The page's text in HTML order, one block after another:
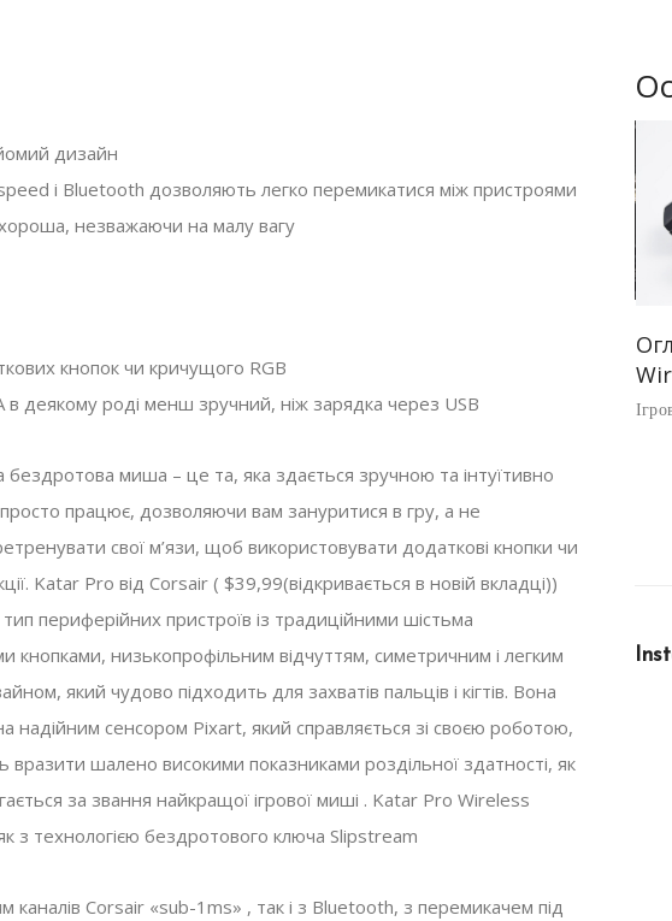
дизайн
і Bluetooth дозволяють легко перемикатися між пристроями
хороша, незважаючи на малу вагу
кнопок чи кричущого RGB
в деякому роді менш зручний, ніж зарядка через USB
бездротова миша – це та, яка здається зручною та інтуїтивно
працює, дозволяючи вам зануритися в гру, а не
свої м’язи, щоб використовувати додаткові кнопки чи
Katar Pro від Corsair ( $39,99(відкривається в новій вкладці))
периферійних пристроїв із традиційними шістьма
кнопками, низькопрофільним відчуттям, симетричним і легким
який чудово підходить для захватів пальців і кігтів. Вона
надійним сенсором Pixart, який справляється зі своєю роботою,
вразити шалено високими показниками роздільної здатності, як
за звання найкращої ігрової миші . Katar Pro Wireless
з технологією бездротового ключа Slipstream
каналів Corsair «sub-1ms» , так і з Bluetooth, з перемикачем під
,Огляди 02.05.2023
модернізації Valve Steam